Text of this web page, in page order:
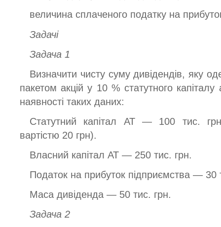
величина сплаченого податку на
Задачі
Задача 1
Визначити чисту суму дивідендів, яку
пакетом акцій у 10 % статутного капіталу
наявності таких даних:
Статутний капітал АТ — 100 тис.
вартістю 20 грн).
Власний капітал АТ — 250 тис. грн.
Податок на прибуток підприємства — 30
Маса дивіденда — 50 тис. грн.
Задача 2